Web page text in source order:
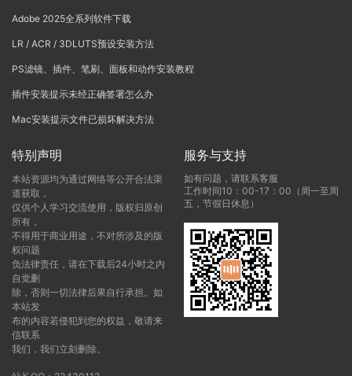
Adobe 2025全系列软件下载
LR / ACR / 3DLUTS预设安装方法
PS滤镜、插件、笔刷、面板和动作安装教程
插件安装提示未经正确签署怎么办
Mac安装提示文件已损坏解决方法
特别声明
本站资源均为通过网络等公开合法渠
道获取，
仅供个人学习交流使用，版权归原创
所有，
不得用于商业用途，不对所涉及的版
权问题
负法律责任，请在下载后24小时之内
自觉删
除，否则一切法律后果自行承担。如
本站发
布的内容若侵犯到您的权益，敬请来
信联系
我们，我们立刻删除。
服务与支持
如有问题，请联系客服
工作时间10：00-17：00（周一至周
五，节假日休息）